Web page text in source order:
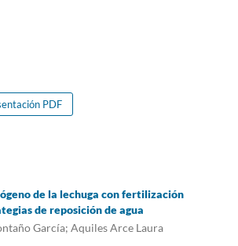
PDF
de la lechuga con fertilización
de reposición de agua
García; Aquiles Arce Laura